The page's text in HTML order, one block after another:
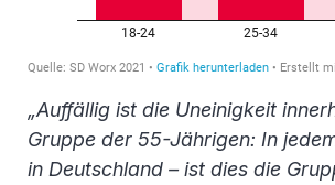
„Auffällig ist die Uneinigkeit
Gruppe der 55-Jährigen: In
in Deutschland – ist dies die